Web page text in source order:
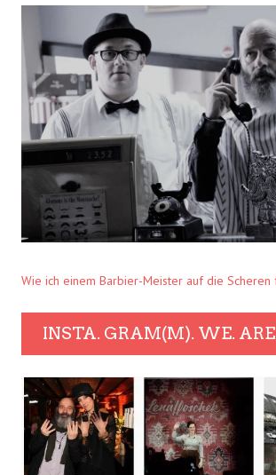
Wie ich einem Barbier-Meister auf die Scheren
INSTA. GRAM(M). WE.